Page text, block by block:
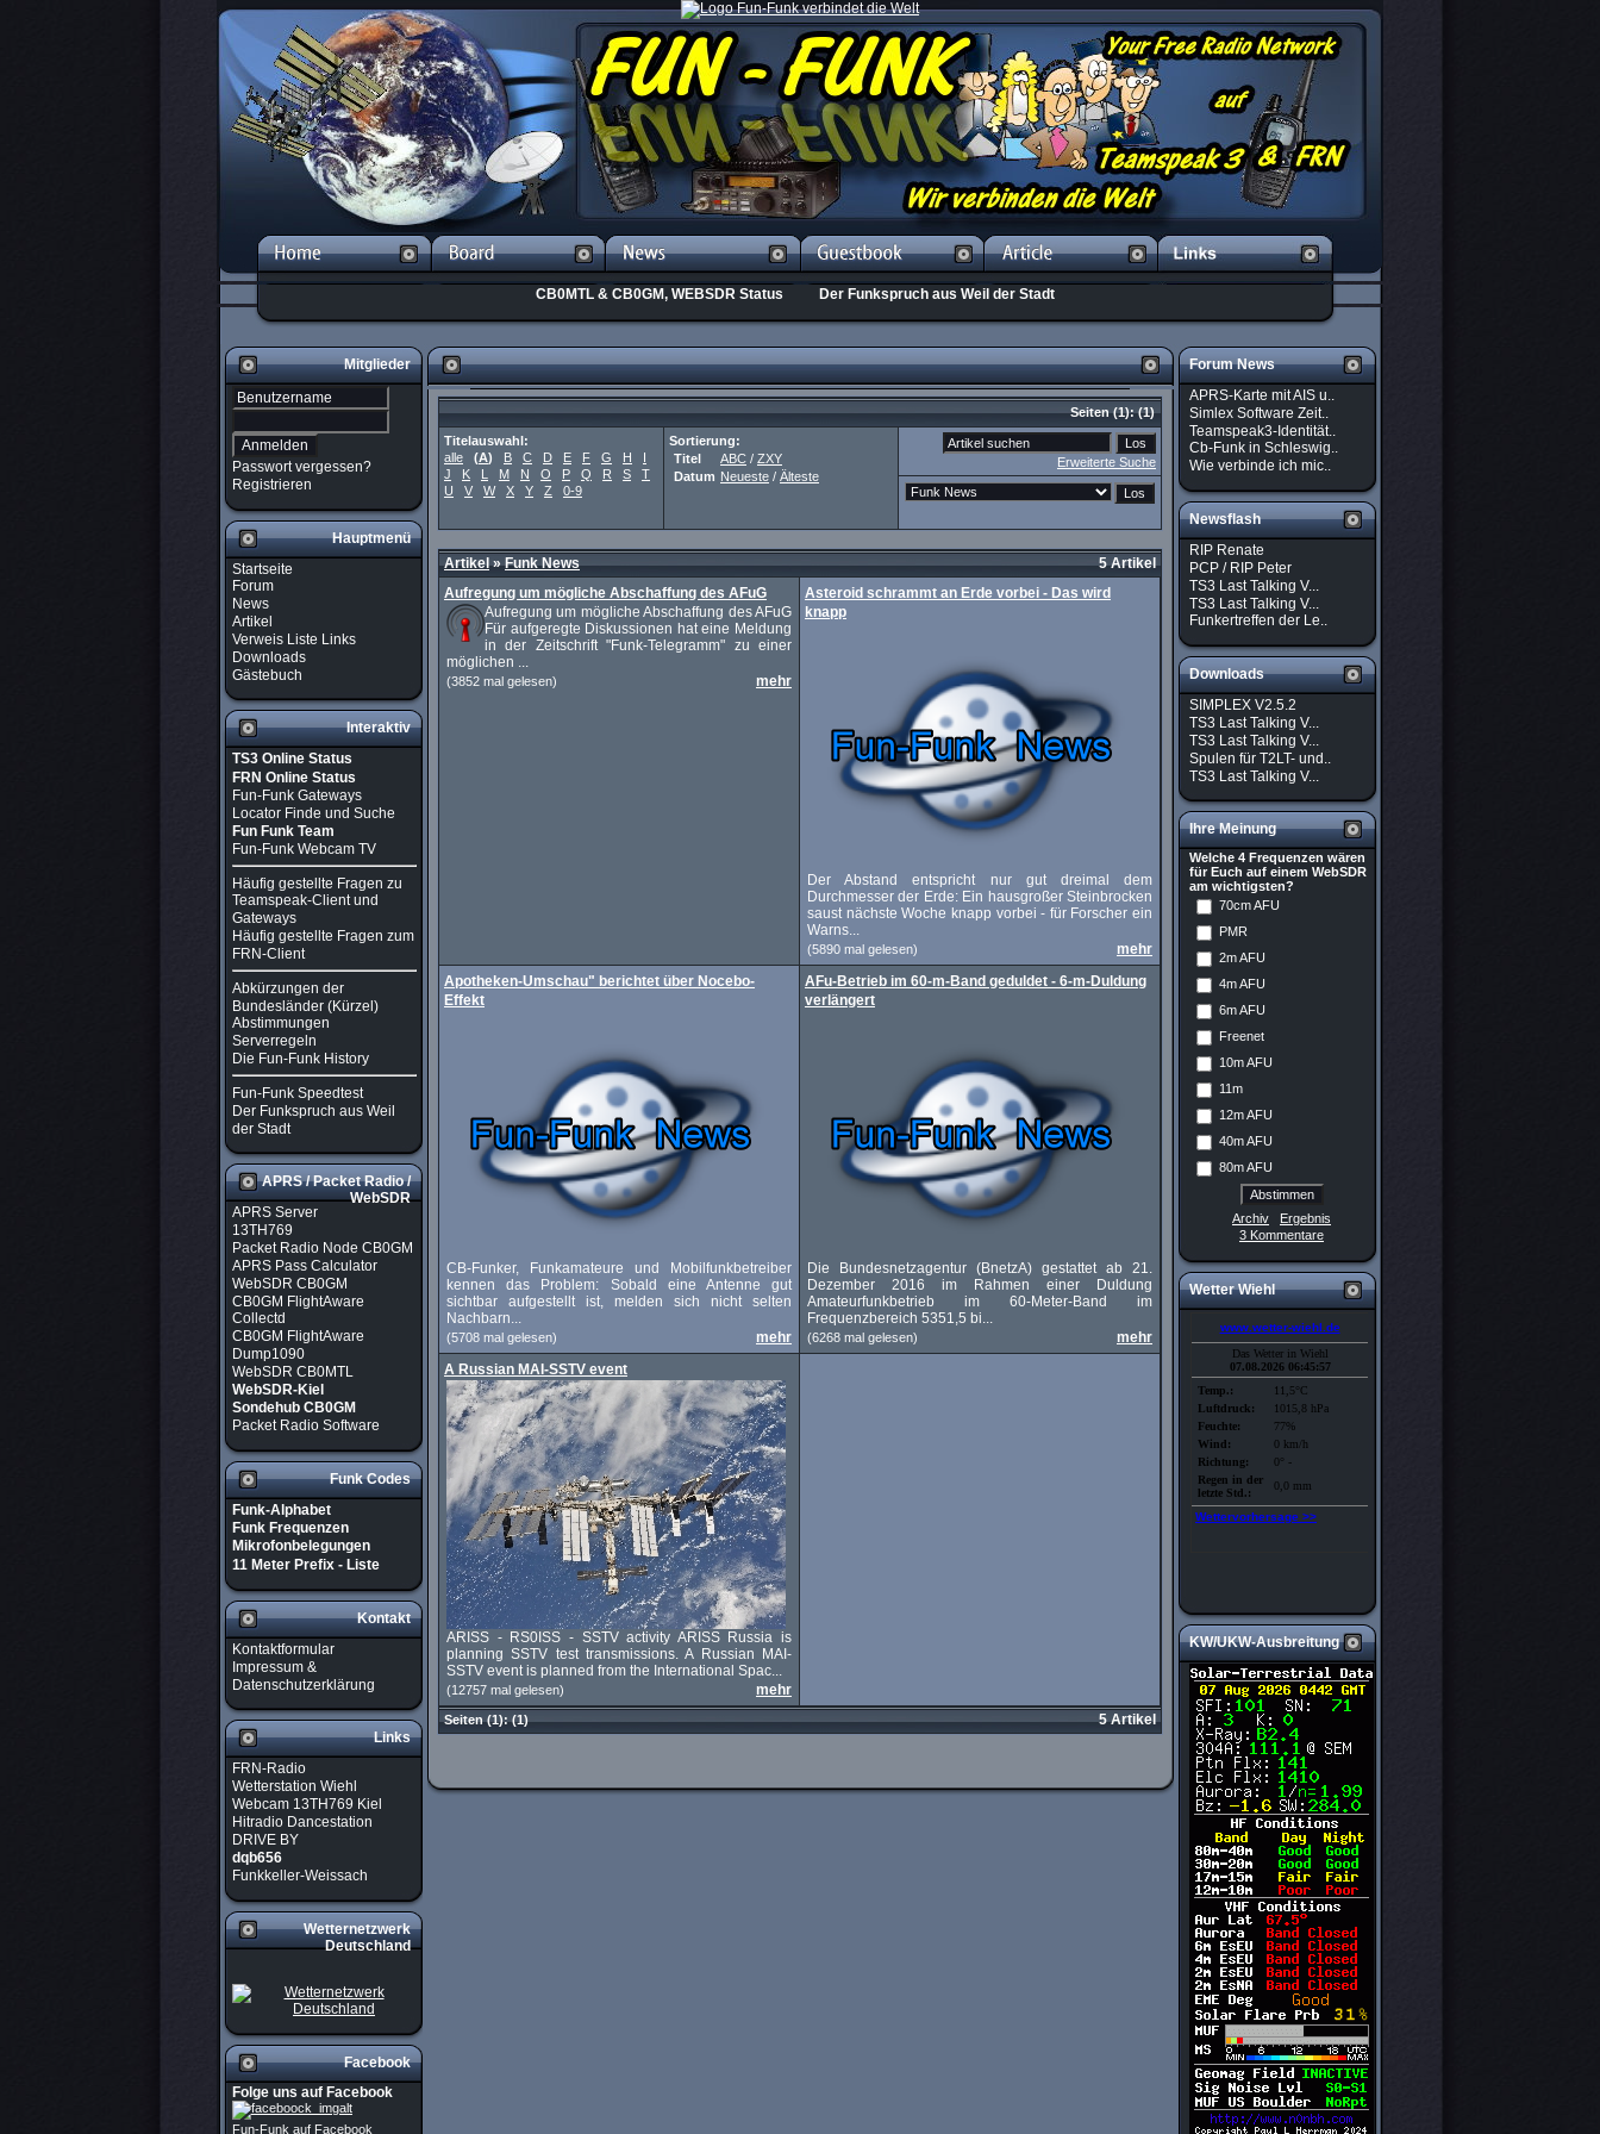
CB0MTL & CB0GM, WEBSDR Status Der Funkspruch aus Weil der Stadt
Mitglieder
Passwort vergessen?
Registrieren
Hauptmenü
Startseite
Forum
News
Artikel
Verweis Liste Links
Downloads
Gästebuch
Interaktiv
TS3 Online Status
FRN Online Status
Fun-Funk Gateways
Locator Finde und Suche
Fun Funk Team
Fun-Funk Webcam TV
Häufig gestellte Fragen zu
Teamspeak-Client und
Gateways
Häufig gestellte Fragen zum
FRN-Client
Abkürzungen der
Bundesländer (Kürzel)
Abstimmungen
Serverregeln
Die Fun-Funk History
Fun-Funk Speedtest
Der Funkspruch aus Weil
der Stadt
APRS / Packet Radio /
WebSDR
APRS Server
13TH769
Packet Radio Node CB0GM
APRS Pass Calculator
WebSDR CB0GM
CB0GM FlightAware
Collectd
CB0GM FlightAware
Dump1090
WebSDR CB0MTL
WebSDR-Kiel
Sondehub CB0GM
Packet Radio Software
Funk Codes
Funk-Alphabet
Funk Frequenzen
Mikrofonbelegungen
11 Meter Prefix - Liste
Kontakt
Kontaktformular
Impressum &
Datenschutzerklärung
Links
FRN-Radio
Wetterstation Wiehl
Webcam 13TH769 Kiel
Hitradio Dancestation
DRIVE BY
dqb656
Funkkeller-Weissach
Wetternetzwerk
Deutschland
Facebook
Folge uns auf Facebook
Fun-Funk auf Facebook
Seiten(1):(1)
Titelauswahl:
alle
(A) B C D E F G H
I
J
K L M N O P Q R S
T
U
V W X Y Z 0-9
Sortierung:
Titel
ABC / ZXY
Datum Neueste / Älteste
Erweiterte Suche
Artikel» Funk News
5 Artikel
Aufregung um mögliche Abschaffung des AFuG
Aufregung um mögliche Abschaffung des AFuG
Für aufgeregte Diskussionen hat eine Meldung
in der Zeitschrift "Funk-Telegramm" zu einer
möglichen ...
(3852 mal gelesen) mehr
Asteroid schrammt an Erde vorbei - Das wird
knapp
Der Abstand entspricht nur gut dreimal dem
Durchmesser der Erde: Ein hausgroßer Steinbrocken
saust nächste Woche knapp vorbei - für Forscher ein
Warns...
(5890 mal gelesen)
mehr
Apotheken-Umschau" berichtet über Nocebo-
Effekt
CB-Funker, Funkamateure und Mobilfunkbetreiber
kennen das Problem: Sobald eine Antenne gut
sichtbar aufgestellt ist, melden sich nicht selten
Nachbarn...
(5708 mal gelesen) mehr
AFu-Betrieb im 60-m-Band geduldet - 6-m-Duldung
verlängert
Die Bundesnetzagentur (BnetzA) gestattet ab 21.
Dezember 2016 im Rahmen einer Duldung
Amateurfunkbetrieb im 60-Meter-Band im
Frequenzbereich 5351,5 bi...
(6268 mal gelesen)
mehr
A Russian MAI-SSTV event
ARISS - RS0ISS - SSTV activity ARISS Russia is
planning SSTV test transmissions. A Russian MAI-
SSTV event is planned from the International Spac...
(12757 mal gelesen) mehr
Seiten(1):(1) 5 Artikel
Forum News
APRS-Karte mit AIS u..
Simlex Software Zeit..
Teamspeak3-Identität..
Cb-Funk in Schleswig..
Wie verbinde ich mic..
Newsflash
RIP Renate
PCP / RIP Peter
TS3 Last Talking V...
TS3 Last Talking V...
Funkertreffen der Le..
Downloads
SIMPLEX V2.5.2
TS3 Last Talking V...
TS3 Last Talking V...
Spulen für T2LT- und..
TS3 Last Talking V...
Ihre Meinung
Welche 4 Frequenzen wären
für Euch auf einem WebSDR
am wichtigsten?
70cm AFU
PMR
2m AFU
4m AFU
6m AFU
Freenet
10m AFU
11m
12m AFU
40m AFU
80m AFU
Archiv
Ergebnis
3 Kommentare
Wetter Wiehl
KW/UKW-Ausbreitung